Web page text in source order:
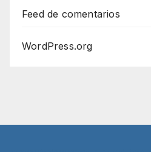
Feed de comentarios
WordPress.org